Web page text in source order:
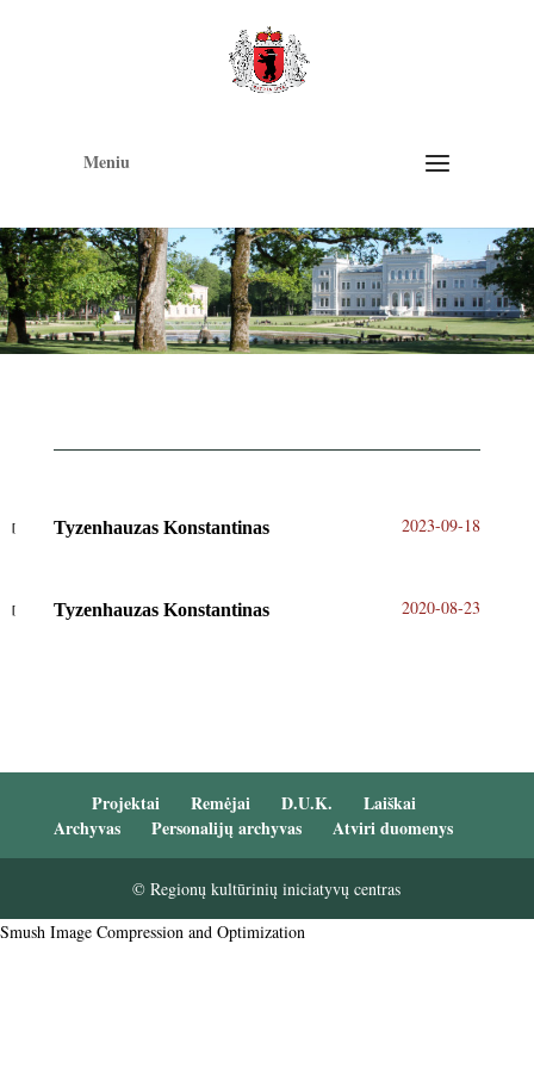
Meniu
Tyzenhauzas Konstantinas 2023-09-18
Tyzenhauzas Konstantinas 2020-08-23
Projektai Remėjai D.U.K.
Laiškai
Archyvas
Personalijų archyvas Atviri duomenys
© Regionų kultūrinių iniciatyvų centras
Smush Image Compression and Optimization